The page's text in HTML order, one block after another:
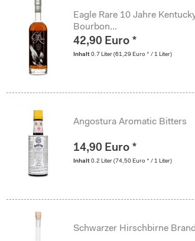
Eagle Rare 10 Jahre
Bourbon...
42,90 Euro *
Inhalt 0.7 Liter (61,29 Euro * / 1 Liter)
Angostura Aromatic Bitters
14,90 Euro *
Inhalt 0.2 Liter (74,50 Euro * / 1 Liter)
Schwarzer Hirschbirne Brand